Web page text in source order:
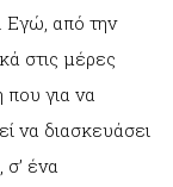
Εγώ, από την
στις μέρες
που για να
να διασκευάσει
ένα